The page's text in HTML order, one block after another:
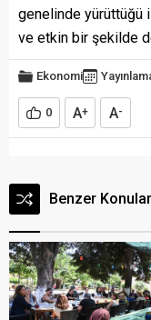
genelinde yürüttüğü
ve etkin bir şekilde
Ekonomi
0 A+ A-
Benzer Konular